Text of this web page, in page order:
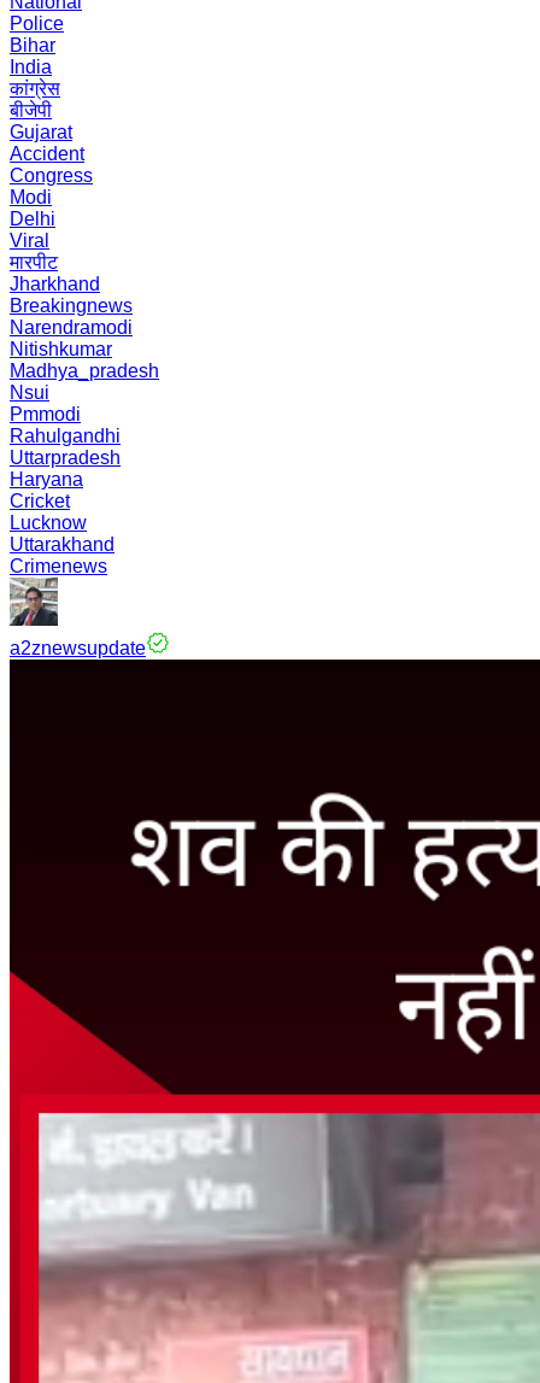
Police
Bihar
India
कांग्रेस
बीजेपी
Gujarat
Accident
Congress
Modi
Delhi
Viral
मारपीट
Jharkhand
Breakingnews
Narendramodi
Nitishkumar
Madhya_pradesh
Nsui
Pmmodi
Rahulgandhi
Uttarpradesh
Haryana
Cricket
Lucknow
Uttarakhand
Crimenews
a2znewsupdate